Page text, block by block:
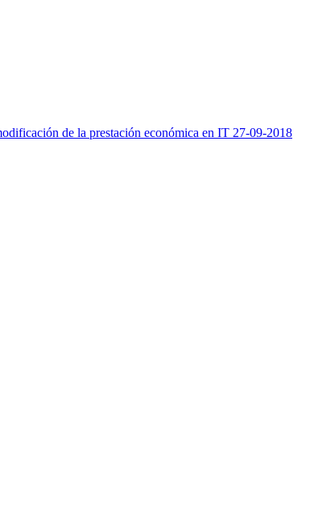
de la prestación económica en IT 27-09-2018